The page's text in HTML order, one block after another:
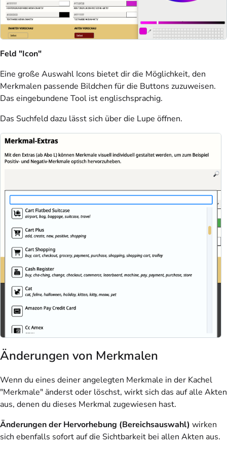
Feld "Icon"
Eine große Auswahl Icons bietet dir die Möglichkeit, den
Merkmalen passende Bildchen für die Buttons zuzuweisen.
Das eingebundene Tool ist englischsprachig.
Das Suchfeld dazu lässt sich über die Lupe öffnen.
Änderungen von Merkmalen
Wenn du eines deiner angelegten Merkmale in der Kachel
"Merkmale" änderst oder löschst, wirkt sich das auf alle Akten
aus, denen du dieses Merkmal zugewiesen hast.
Änderungen der Hervorhebung (Bereichsauswahl) wirken
sich ebenfalls sofort auf die Sichtbarkeit bei allen Akten aus.